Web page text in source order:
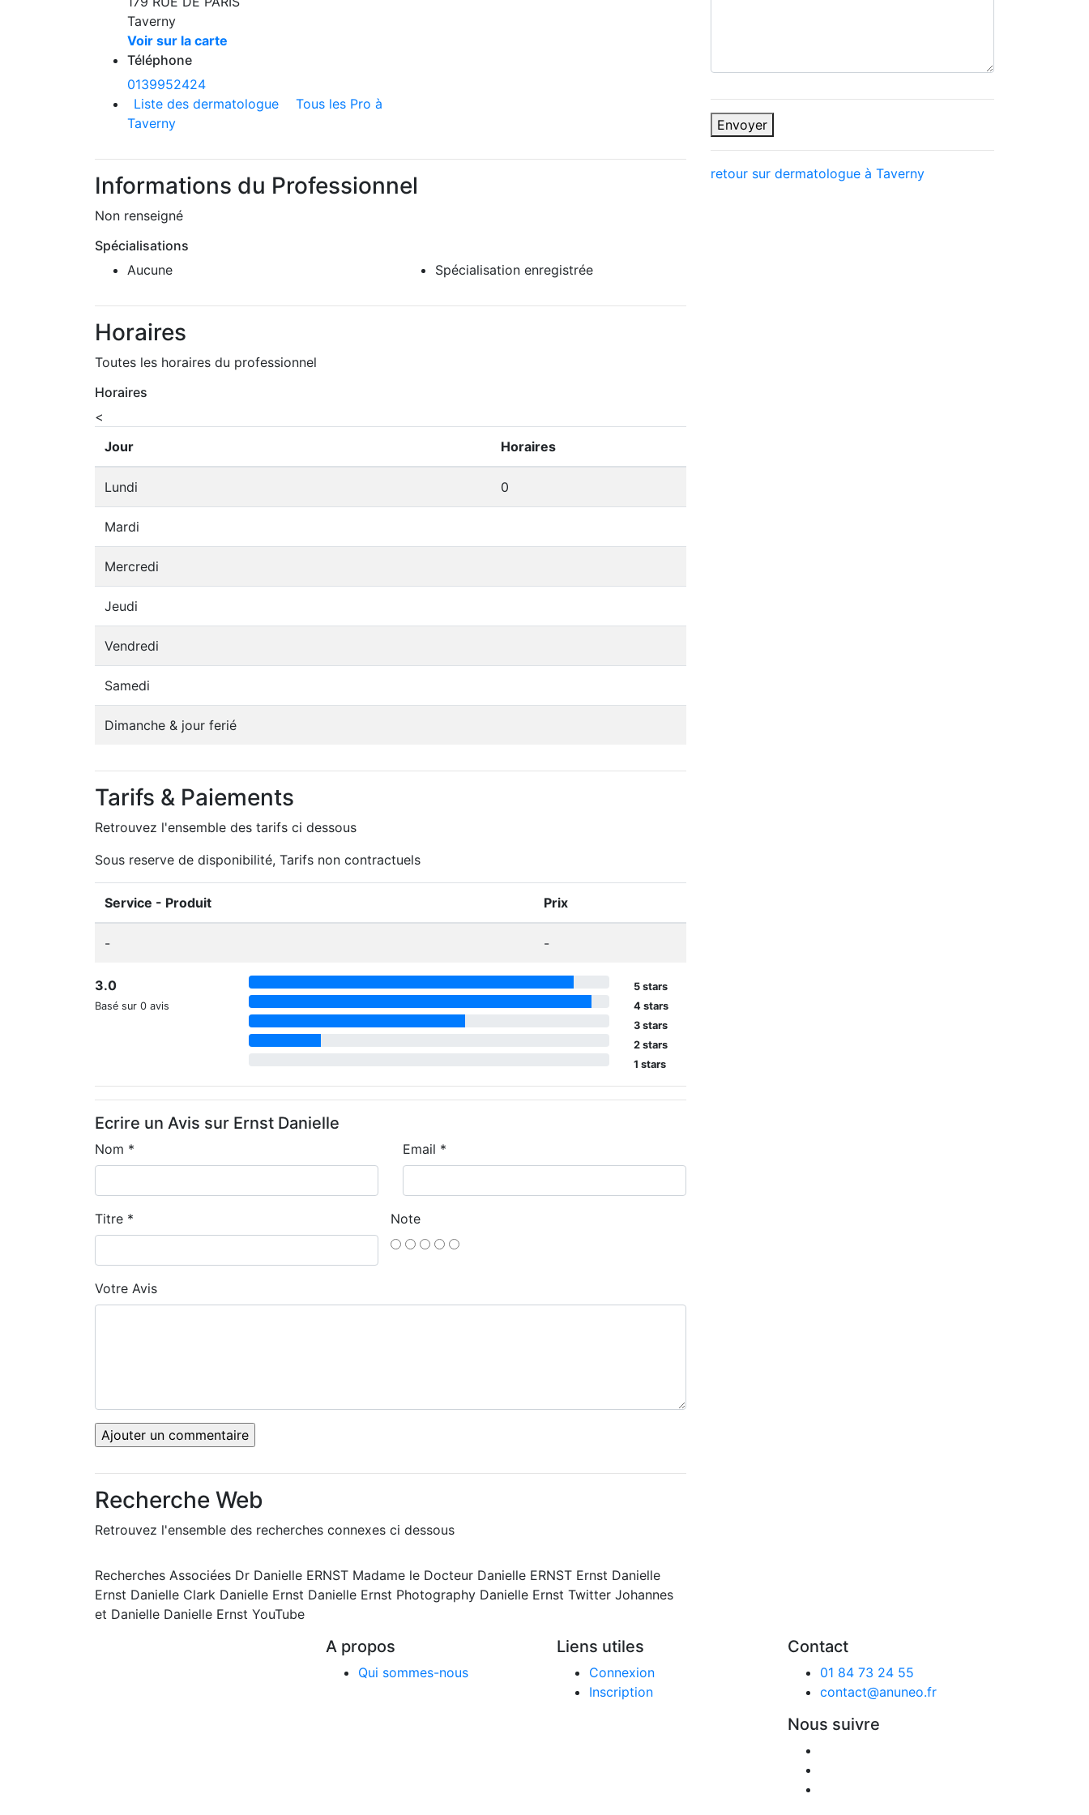
Taverny
Voir sur la carte
Téléphone
0139952424
Liste des dermatologue
Tous les Pro à
Taverny
Informations du Professionnel
Non renseigné
Spécialisations
Aucune
Spécialisation enregistrée
Horaires
Toutes les horaires du professionnel
Horaires
<
Jour
Horaires
Lundi 0
Mardi
Mercredi
Jeudi
Vendredi
Samedi
Dimanche & jour ferié
Tarifs & Paiements
Retrouvez l'ensemble des tarifs ci dessous
Sous reserve de disponibilité, Tarifs non contractuels
Service - Produit Prix
- -
3.0
Basé sur 0 avis
5 stars
4 stars
3 stars
2 stars
1 stars
Ecrire un Avis sur Ernst Danielle
Nom * Email *
Titre * Note
Votre Avis
Recherche Web
Retrouvez l'ensemble des recherches connexes ci dessous
Recherches Associées Dr Danielle ERNST Madame le Docteur Danielle ERNST Ernst Danielle
Ernst Danielle Clark Danielle Ernst Danielle Ernst Photography Danielle Ernst Twitter Johannes
et Danielle Danielle Ernst YouTube
Envoyer
retour sur dermatologue à Taverny
A propos
Qui sommes-nous
Liens utiles
Connexion
Inscription
Contact
01 84 73 24 55
contact@anuneo.fr
Nous suivre